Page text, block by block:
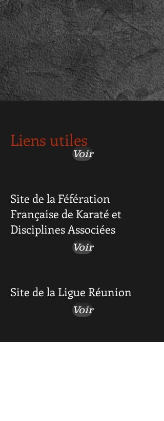
Liens utiles
Voir
Site de la Féfération
Française de Karaté et
Disciplines Associées
Voir
Site de la Ligue Réunion
Voir